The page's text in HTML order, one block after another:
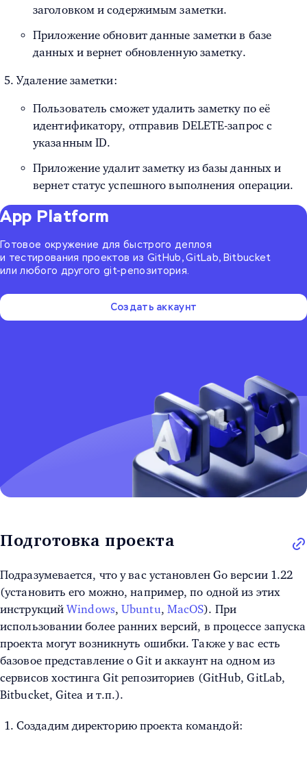
заголовком и содержимым заметки.
Приложение обновит данные заметки в базе
данных и вернет обновленную заметку.
Удаление заметки:
Пользователь сможет удалить заметку по её
идентификатору, отправив DELETE-запрос с
указанным ID.
Приложение удалит заметку из базы данных и
вернет статус успешного выполнения операции.
App Platform
Готовое окружение для быстрого деплоя
и тестирования проектов из GitHub, GitLab, Bitbucket
или любого другого git-репозитория.
Создать аккаунт
Подготовка проекта
Подразумевается, что у вас установлен Go версии 1.22
(установить его можно, например, по одной из этих
инструкцийWindows,Ubuntu, MacOS). При
использовании более ранних версий, в процессе запуска
проекта могут возникнуть ошибки. Также у вас есть
базовое представление о Git и аккаунт на одном из
сервисов хостинга Git репозиториев (GitHub, GitLab,
Bitbucket, Gitea и т.п.).
Создадим директорию проекта командой: